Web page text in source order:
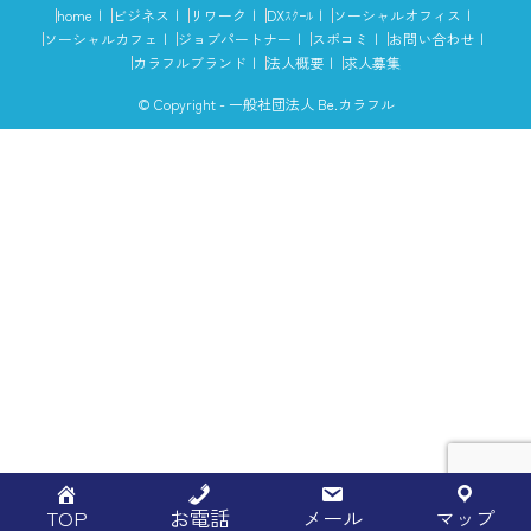
home ビジネス リワーク DXｽｸｰﾙ
ソーシャルオフィス
ソーシャルカフェ
ジョブパートナー スポコミ
お問い合わせ
カラフルブランド
法人概要 求人募集
© Copyright - 一般社団法人 Be.カラフル
TOP お電話 メール マップ